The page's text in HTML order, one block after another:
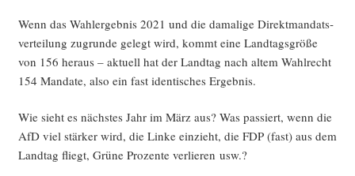
Wenn das Wahl­er­geb­nis 2021 und die dama­li­ge Direkt­man­dats­
ver­tei­lung zugrun­de gelegt wird, kommt eine Land­tags­grö­ße
von 156 her­aus – aktu­ell hat der Land­tag nach altem Wahl­recht
154 Man­da­te, also ein fast iden­ti­sches Ergebnis.
Wie sieht es nächs­tes Jahr im März aus? Was pas­siert, wenn die
AfD viel stär­ker wird, die Lin­ke ein­zieht, die FDP (fast) aus dem
Land­tag fliegt, Grü­ne Pro­zen­te ver­lie­ren usw.?